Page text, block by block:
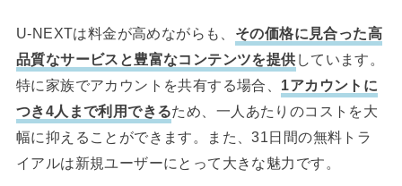
U-NEXTは料金が高めながらも、 その価格に見合った高
品質なサービスと豊富なコンテンツを提供 しています。
特に家族でアカウントを共有する場合、 1アカウントに
つき4人まで利用できるため、一人あたりのコストを大
幅に抑えることができます。また、31日間の無料トラ
イアルは新規ユーザーにとって大きな魅力です。